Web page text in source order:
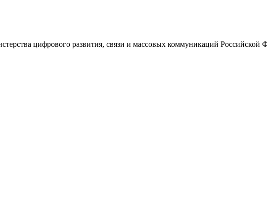
цифрового развития, связи и массовых коммуникаций Российской